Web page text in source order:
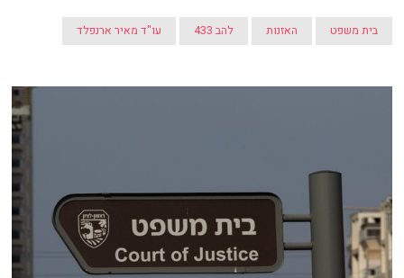
בית משפט האזנות להב 433 עו"ד מאיר ארנפלד